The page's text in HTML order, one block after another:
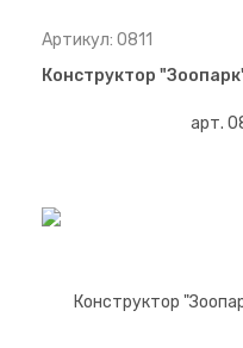
Артикул: 0811
Конструктор